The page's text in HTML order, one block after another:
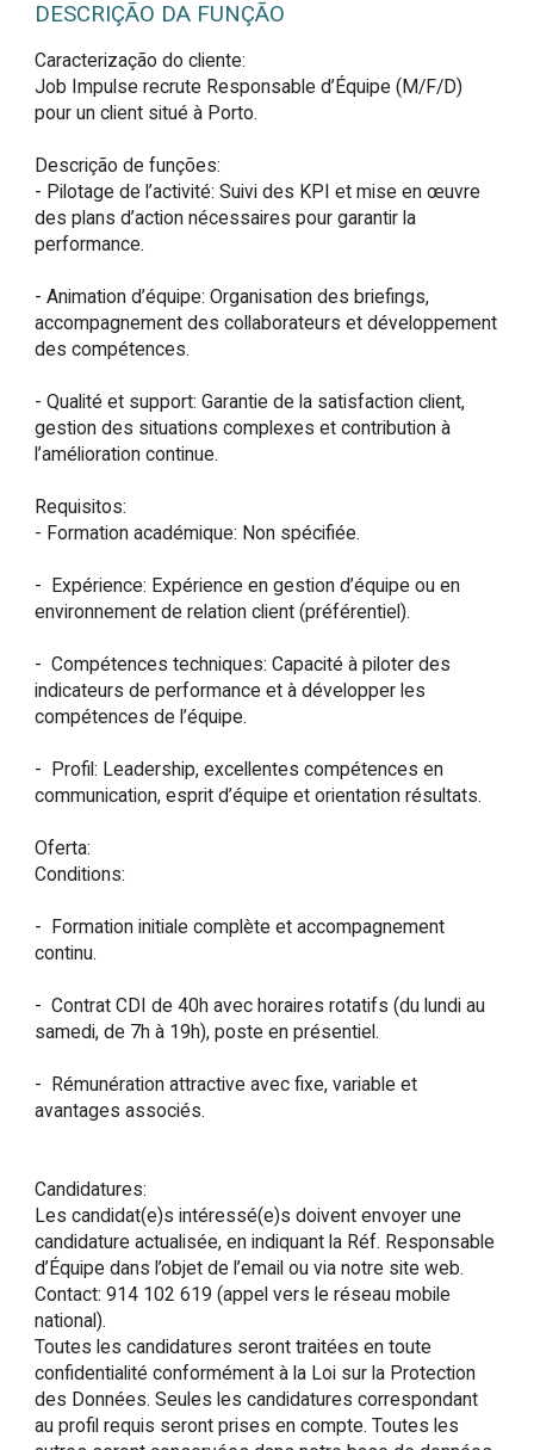
DESCRIÇÃO DA FUNÇÃO
Caracterização do cliente:
Job Impulse recrute Responsable d’Équipe (M/F/D)
pour un client situé à Porto.
Descrição de funções:
- Pilotage de l’activité: Suivi des KPI et mise en œuvre
des plans d’action nécessaires pour garantir la
performance.
- Animation d’équipe: Organisation des briefings,
accompagnement des collaborateurs et développement
des compétences.
- Qualité et support: Garantie de la satisfaction client,
gestion des situations complexes et contribution à
l’amélioration continue.
Requisitos:
- Formation académique: Non spécifiée.
-  Expérience: Expérience en gestion d’équipe ou en
environnement de relation client (préférentiel).
-  Compétences techniques: Capacité à piloter des
indicateurs de performance et à développer les
compétences de l’équipe.
-  Profil: Leadership, excellentes compétences en
communication, esprit d’équipe et orientation résultats.
Oferta:
Conditions:
-  Formation initiale complète et accompagnement
continu.
-  Contrat CDI de 40h avec horaires rotatifs (du lundi au
samedi, de 7h à 19h), poste en présentiel.
-  Rémunération attractive avec fixe, variable et
avantages associés.
Candidatures:
Les candidat(e)s intéressé(e)s doivent envoyer une
candidature actualisée, en indiquant la Réf. Responsable
d’Équipe dans l’objet de l’email ou via notre site web.
Contact: 914 102 619 (appel vers le réseau mobile
national).
Toutes les candidatures seront traitées en toute
confidentialité conformément à la Loi sur la Protection
des Données. Seules les candidatures correspondant
au profil requis seront prises en compte. Toutes les